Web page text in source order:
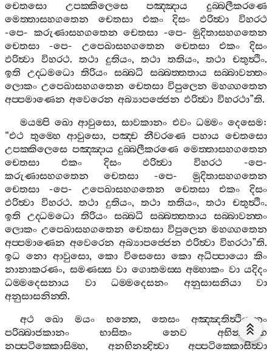
චෙතසො
උපක‍්කිලෙසෙ පඤ‍්ඤාය
දුබ‍්බලීකරණෙ
මෙත‍්තාසහගතෙන
චෙතසා එකං දිසං ඵරිත්‍වා
විහරථ
-පෙ- කරුණාසහගතෙන චෙතසා -පෙ- මුදිතාසහගතෙන
චෙතසා -පෙ-උපෙඛාසහගතෙන චෙතසා එකං
දිසං
ඵරිත්‍වා
විහරථ.තථා දුතියං,තථා තතියං,තථා චතුත්‍ථිං.
ඉති
උද‍්ධමධො තිරියං සබ‍්බධි සබ‍්බත‍්තතාය
සබ‍්බාවන‍්තං
ලොකං උපෙඛාසහගතෙන චෙතසා විපුලෙන මහග‍්ගතෙන
අප‍්පමාණෙන අවෙරෙන අබ්‍යාපජ‍්ජෙන ඵරිත්‍වා විහරථා”ති.
මයම‍්පි ඛො ආවුසො,සාවකානං එවං ධම‍්මං දෙසෙම:
“එථ තුම‍්හෙ ආවුසො, පඤ‍්ච නීවරණෙ පහාය චෙතසො
උපක‍්කිලෙසෙ පඤ‍්ඤාය දුබ‍්බලීකරණෙ මෙත‍්තාසහගතෙන
චෙතසා
එකං දිසං ඵරිත්‍වා විහරථ -පෙ-
කරුණාසහගතෙන
චෙතසා -පෙ-මුදිතාසහගතෙන
චෙතසා -පෙ-උපෙඛාසහගතෙන චෙතසා එකං
දිසං
ඵරිත්‍වා
විහරථ.තථා දුතියං,තථා තතියං,තථා චතුත්‍ථිං.
ඉති
උද‍්ධමධො තිරියං සබ‍්බධි සබ‍්බත‍්තතාය
සබ‍්බාවන‍්තං
ලොකං උපෙඛාසහගතෙන චෙතසා විපුලෙන මහග‍්ගතෙන
අප‍්පමාණෙන අවෙරෙන අබ්‍යාපජ‍්ජෙන ඵරිත්‍වා විහරථා”ති.
ඉධ නො ආවුසො, කො විසෙසො කො අධිප‍්පායො කිං
නානාකරණං, සමණස‍්ස වා ගොතමස‍්ස අම‍්හාකං වා යදිදං
ධම‍්මදෙසනාය
වා ධම‍්මදෙසනං අනුසාසනියා
වා
අනුසාසනින‍්ති.
අථ
ඛො මයං භන‍්තෙ,තෙසං
අඤ‍්ඤතිත්‍ථියානං
පරිබ‍්බාජකානං
භාසිතං නෙව
අභිනන්‍දිම‍්හ
නප‍්පටික‍්කොසිම‍්හ, අනභිනන්‍දිත්‍වා අප‍්පටික‍්කොසිත්‍වා